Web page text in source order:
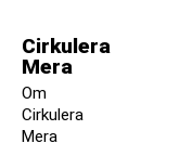
Cirkulera
Mera
Om
Cirkulera
Mera